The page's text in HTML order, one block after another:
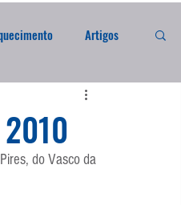
Artigos
Compra Exterior
Enquete
do Vasco da